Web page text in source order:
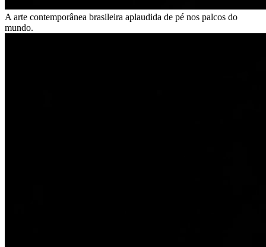
A arte contemporânea brasileira aplaudida de pé nos palcos do
mundo.